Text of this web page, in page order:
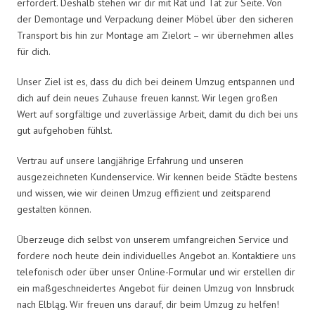
erfordert. Deshalb stehen wir dir mit Rat und Tat zur Seite. Von
der Demontage und Verpackung deiner Möbel über den sicheren
Transport bis hin zur Montage am Zielort – wir übernehmen alles
für dich.
Unser Ziel ist es, dass du dich bei deinem Umzug entspannen und
dich auf dein neues Zuhause freuen kannst. Wir legen großen
Wert auf sorgfältige und zuverlässige Arbeit, damit du dich bei uns
gut aufgehoben fühlst.
Vertrau auf unsere langjährige Erfahrung und unseren
ausgezeichneten Kundenservice. Wir kennen beide Städte bestens
und wissen, wie wir deinen Umzug effizient und zeitsparend
gestalten können.
Überzeuge dich selbst von unserem umfangreichen Service und
fordere noch heute dein individuelles Angebot an. Kontaktiere uns
telefonisch oder über unser Online-Formular und wir erstellen dir
ein maßgeschneidertes Angebot für deinen Umzug von Innsbruck
nach Elbląg. Wir freuen uns darauf, dir beim Umzug zu helfen!